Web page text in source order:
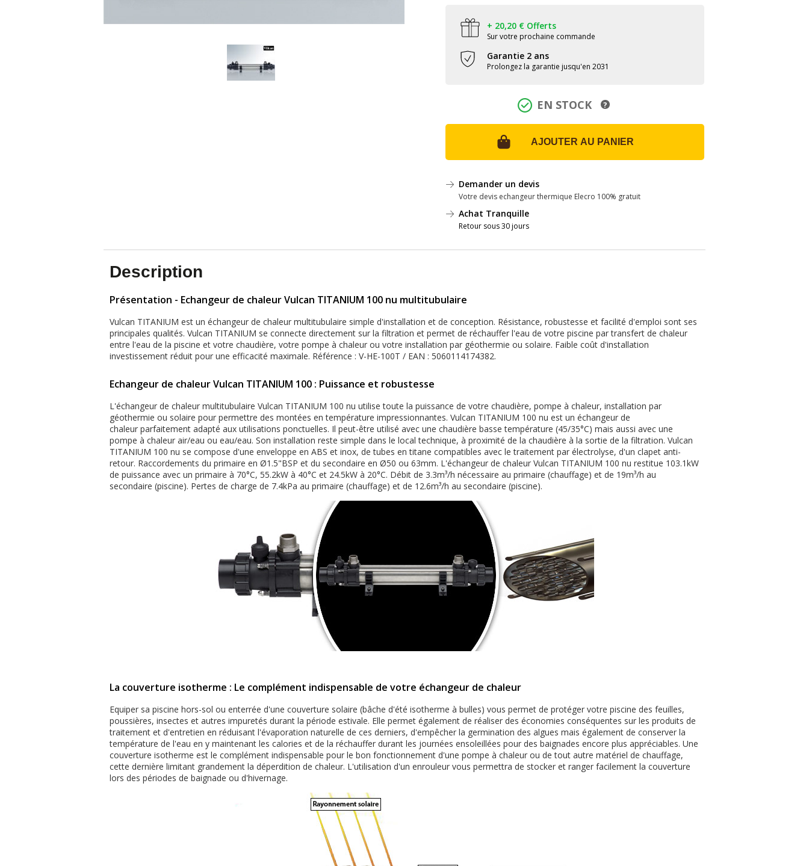
+ 20,20 € Offerts
Sur votre prochaine commande
Garantie 2 ans
Prolongez la garantie jusqu'en 2031
EN STOCK ?
AJOUTER AU PANIER
Demander un devis
Votre devis echangeur thermique Elecro 100% gratuit
Achat Tranquille
Retour sous 30 jours
Description
Présentation - Echangeur de chaleur Vulcan TITANIUM 100 nu multitubulaire
Vulcan TITANIUM est un échangeur de chaleur multitubulaire simple d'installation et de conception. Résistance, robustesse et facilité d'emploi sont ses
principales qualités. Vulcan TITANIUM se connecte directement sur la filtration et permet de réchauffer l'eau de votre piscine par transfert de chaleur
entre l'eau de la piscine et votre chaudière, votre pompe à chaleur ou votre installation par géothermie ou solaire. Faible coût d'installation
investissement réduit pour une efficacité maximale. Référence : V-HE-100T / EAN : 5060114174382.
Echangeur de chaleur Vulcan TITANIUM 100 : Puissance et robustesse
L'échangeur de chaleur multitubulaire Vulcan TITANIUM 100 nu utilise toute la puissance de votre chaudière, pompe à chaleur, installation par
géothermie ou solaire pour permettre des montées en température impressionnantes. Vulcan TITANIUM 100 nu est un échangeur de
chaleur parfaitement adapté aux utilisations ponctuelles. Il peut-être utilisé avec une chaudière basse température (45/35°C) mais aussi avec une
pompe à chaleur air/eau ou eau/eau. Son installation reste simple dans le local technique, à proximité de la chaudière à la sortie de la filtration. Vulcan
TITANIUM 100 nu se compose d'une enveloppe en ABS et inox, de tubes en titane compatibles avec le traitement par électrolyse, d'un clapet anti-
retour. Raccordements du primaire en Ø1.5"BSP et du secondaire en Ø50 ou 63mm. L'échangeur de chaleur Vulcan TITANIUM 100 nu restitue 103.1kW
de puissance avec un primaire à 70°C, 55.2kW à 40°C et 24.5kW à 20°C. Débit de 3.3m³/h nécessaire au primaire (chauffage) et de 19m³/h au
secondaire (piscine). Pertes de charge de 7.4kPa au primaire (chauffage) et de 12.6m³/h au secondaire (piscine).
La couverture isotherme : Le complément indispensable de votre échangeur de chaleur
Equiper sa piscine hors-sol ou enterrée d'une couverture solaire (bâche d'été isotherme à bulles) vous permet de protéger votre piscine des feuilles,
poussières, insectes et autres impuretés durant la période estivale. Elle permet également de réaliser des économies conséquentes sur les produits de
traitement et d'entretien en réduisant l'évaporation naturelle de ces derniers, d'empêcher la germination des algues mais également de conserver la
température de l'eau en y maintenant les calories et de la réchauffer durant les journées ensoleillées pour des baignades encore plus appréciables. Une
couverture isotherme est le complément indispensable pour le bon fonctionnement d'une pompe à chaleur ou de tout autre matériel de chauffage,
cette dernière limitant grandement la déperdition de chaleur. L'utilisation d'un enrouleur vous permettra de stocker et ranger facilement la couverture
lors des périodes de baignade ou d'hivernage.